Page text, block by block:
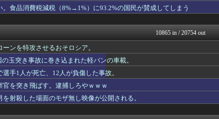
La’...
V系まとめ速報
日向坂46まとめもり～
んｗｗｗｗｗｗｗｗｗｗ
不思議.net - 5ch...
るぞ
アニチャット
miniを大量購入しAIを従...
ニュース30over
らまくｗｗｗｗ
乳化してしまうｗｗｗｗｗｗ
Zチャンネル＠VIP
上ｗｗｗｗ
いたしん！
けがを負った。過去にも無断侵入さ...
》に高市総理の名前も刻印ｗｗｗ...
レギュラー出演者の中で2番...
べビメタだらけの・・・
も。PS5は直近での... mutyunのゲーム+αブ...
。食品消費税減税（8%→1%）に93.2%の国民が賛成してしまう
10865 in / 20754 out
ンを特攻させるおそロシア。
玉突き事故に巻き込まれた軽バンの車載。
手1人が死亡、12人が負傷した事故。
官を突き飛ばす。逮捕しろやｗｗｗ
射殺した場面のモザ無し映像が公開される。